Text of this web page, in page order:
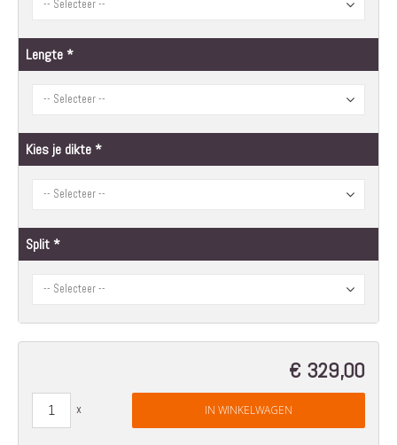
Lengte
Kies je dikte
Split
€ 329,00
IN WINKELWAGEN